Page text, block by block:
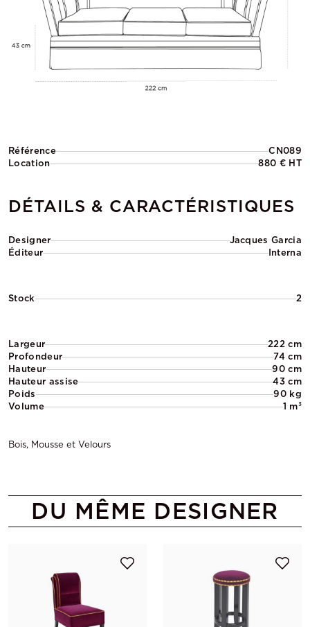
Référence
CN089
Location
880 € HT
DÉTAILS & CARACTÉRISTIQUES
Designer
Jacques Garcia
Éditeur
Interna
Stock 2
Largeur
222 cm
Profondeur
74 cm
Hauteur
90 cm
Hauteur assise
43 cm
Poids
90 kg
Volume
1 m³
Bois, Mousse et Velours
DU MÊME DESIGNER